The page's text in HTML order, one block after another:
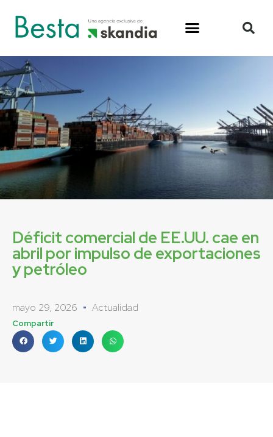
Déficit comercial de EE.UU. cae en
abril por impulso de exportaciones
y petróleo
mayo 29, 2026 Actualidad
Compartir